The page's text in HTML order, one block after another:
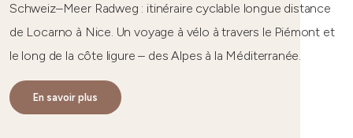
Schweiz–Meer Radweg : itinéraire cyclable longue distance
de Locarno à Nice. Un voyage à vélo à travers le Piémont et
le long de la côte ligure – des Alpes à la Méditerranée.
En savoir plus